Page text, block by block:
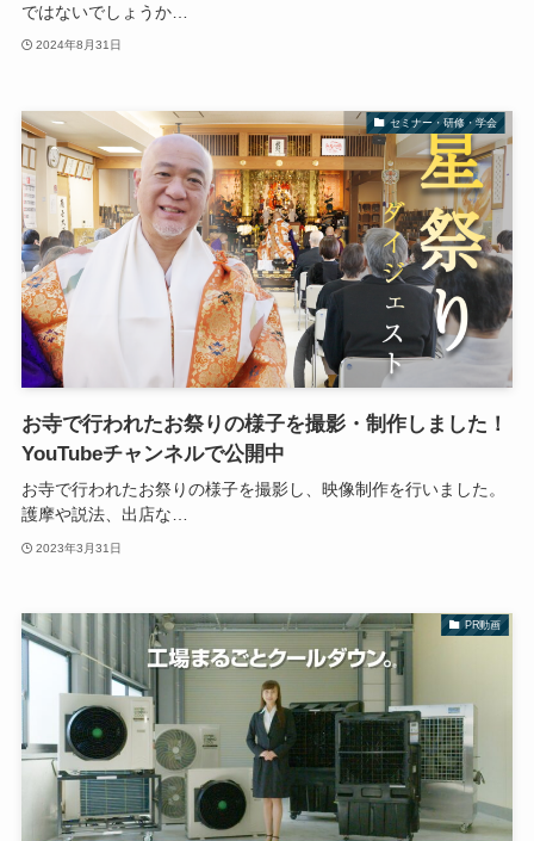
ではないでしょうか…
2024年8月31日
セミナー・研修・学会
お寺で行われたお祭りの様子を撮影・制作しました！
YouTubeチャンネルで公開中
お寺で行われたお祭りの様子を撮影し、映像制作を行いました。
護摩や説法、出店な…
2023年3月31日
PR動画